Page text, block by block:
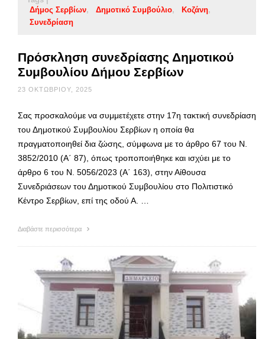
Δήμος Σερβίων
Δημοτικό Συμβούλιο
Κοζάνη
Συνεδρίαση
Πρόσκληση συνεδρίασης Δημοτικού
Συμβουλίου Δήμου Σερβίων
23 ΟΚΤΩΒΡΊΟΥ, 2025
Σας προσκαλούμε να συμμετέχετε στην 17η τακτική συνεδρίαση
του Δημοτικού Συμβουλίου Σερβίων η οποία θα
πραγματοποιηθεί δια ζώσης, σύμφωνα με το άρθρο 67 του Ν.
3852/2010 (Α΄ 87), όπως τροποποιήθηκε και ισχύει με το
άρθρο 6 του Ν. 5056/2023 (Α΄ 163), στην Αίθουσα
Συνεδριάσεων του Δημοτικού Συμβουλίου στο Πολιτιστικό
Κέντρο Σερβίων, επί της οδού Α. …
Διαβάστε περισσότερα